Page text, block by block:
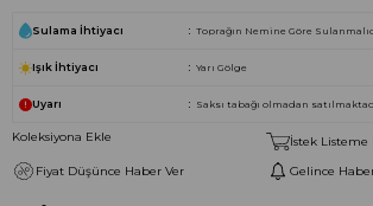
Sulama İhtiyacı Toprağın Nemine Göre
Işık İhtiyacı Yarı Gölge
Uyarı Saksı tabağı olmadan
Koleksiyona Ekle
İstek Listeme
Fiyat Düşünce Haber Ver
Gelince